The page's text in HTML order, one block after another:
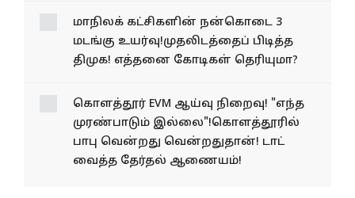
மாநிலக் கட்சிகளின் நன்கொடை 3
மடங்கு உயர்வு!முதலிடத்தைப் பிடித்த
திமுக! எத்தனை கோடிகள் தெரியுமா?
கொளத்தூர் EVM ஆய்வு நிறைவு! "எந்த
முரண்பாடும் இல்லை"!கொளத்தூரில்
பாபு வென்றது வென்றதுதான்! டாட்
வைத்த தேர்தல் ஆணையம்!